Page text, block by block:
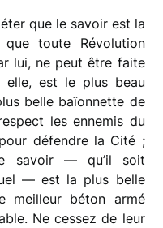
que le savoir est la
toute Révolution
lui, ne peut être faite
elle, est le plus beau
belle baïonnette de
les ennemis du
défendre la Cité ;
savoir — qu’il soit
— est la plus belle
meilleur béton armé
Ne cessez de leur